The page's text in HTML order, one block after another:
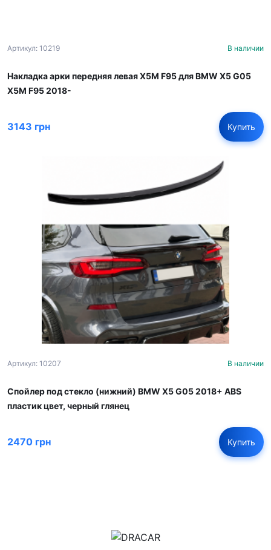
Артикул: 10219 В наличии
Накладка арки передняя левая X5M F95 для BMW X5 G05
X5M F95 2018-
3143 грн Купить
Артикул: 10207 В наличии
Спойлер под стекло (нижний) BMW X5 G05 2018+ ABS
пластик цвет, черный глянец
2470 грн Купить